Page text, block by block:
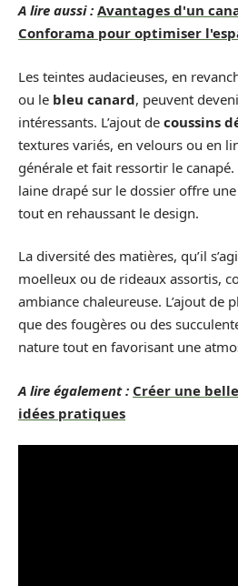
A lire aussi : Avantages d'un
Conforama pour optimiser
Les teintes audacieuses, en
ou le bleu canard, peuvent
intéressants. L’ajout de coussins
textures variés, en velours ou en
générale et fait ressortir le
laine drapé sur le dossier offre
tout en rehaussant le design.
La diversité des matières, qu’il
moelleux ou de rideaux assortis,
ambiance chaleureuse. L’ajout de
que des fougères ou des
nature tout en favorisant une
A lire également : Créer une
idées pratiques